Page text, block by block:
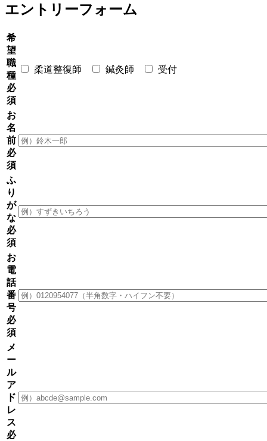
エントリーフォーム
希
望
職
種
必
須
柔道整復師 鍼灸師 受付
お
名
前
必
須
ふ
り
が
な
必
須
お
電
話
番
号
必
須
メ
ー
ル
ア
ド
レ
ス
必